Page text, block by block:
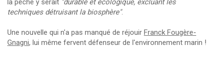
la pêche y serait "durable et écologique, excluant les
techniques détruisant la biosphère".
Une nouvelle qui n'a pas manqué de réjouir Franck Fougère-
Gnagni, lui même fervent défenseur de l'environnement marin !